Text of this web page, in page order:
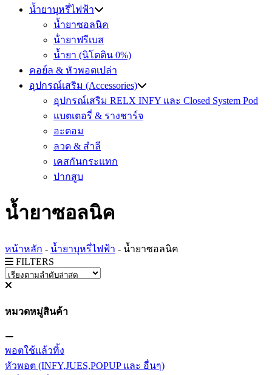
น้ำยาบุหรี่ไฟฟ้า
น้ำยาซอลนิค
น้ํายาฟรีเบส
น้ำยา (นิโตติน 0%)
คอย์ล & หัวพอตเปล่า
อุปกรณ์เสริม (Accessories)
อุปกรณ์เสริม RELX INFY และ Closed System Pod
แบตเตอรี่ & รางชาร์จ
อะตอม
ลวด ​& สำลี
เคสกันกระแทก
ปากสูบ
น้ำยาซอลนิค
หน้าหลัก - น้ำยาบุหรี่ไฟฟ้า - น้ำยาซอลนิค
FILTERS
หมวดหมู่สินค้า
พอตใช้แล้วทิ้ง
หัวพอต (INFY,JUES,POPUP และ อื่นๆ)